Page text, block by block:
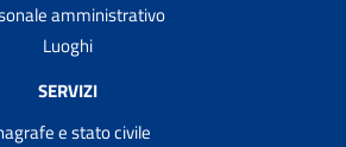
amministrativo
Luoghi
SERVIZI
e stato civile